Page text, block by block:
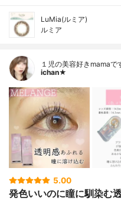
LuMia(ルミア)
ルミア
１児の美容好きmamaで
ichan★
5.00
発色いいのに瞳に馴染む